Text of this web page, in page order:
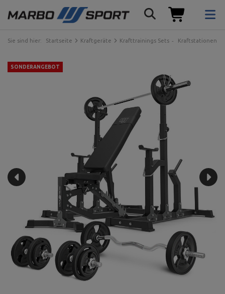
Sie sind hier: Startseite Kraftgeräte Krafttrainings Sets Kraftstationen
SONDERANGEBOT